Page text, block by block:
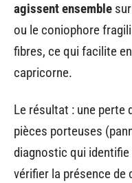
agissent ensemble
ou le coniophore
fibres, ce qui facilite
capricorne.
Le résultat : une perte
pièces porteuses
diagnostic qui
vérifier la présence de